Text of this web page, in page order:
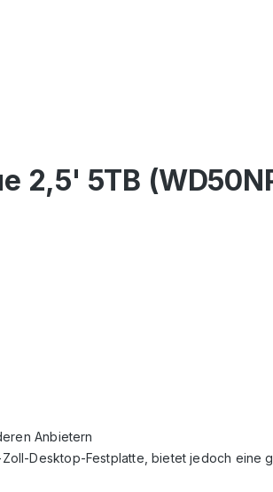
5TB
Anbietern
Desktop-Festplatte, bietet jedoch eine